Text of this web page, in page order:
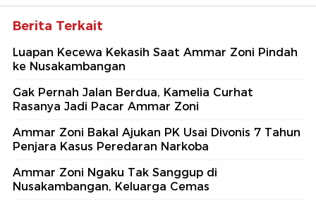
Berita Terkait
Luapan Kecewa Kekasih Saat Ammar Zoni Pindah
ke Nusakambangan
Gak Pernah Jalan Berdua, Kamelia Curhat
Rasanya Jadi Pacar Ammar Zoni
Ammar Zoni Bakal Ajukan PK Usai Divonis 7 Tahun
Penjara Kasus Peredaran Narkoba
Ammar Zoni Ngaku Tak Sanggup di
Nusakambangan, Keluarga Cemas